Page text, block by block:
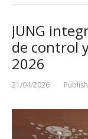
JUNG
de control
2026
21/04/2026